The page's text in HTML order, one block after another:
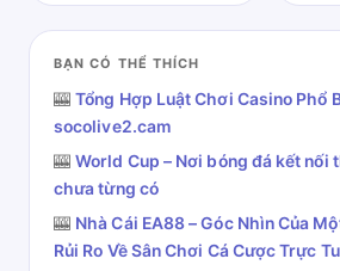
BẠN CÓ THỂ THÍCH
🎰Tổng Hợp Luật Chơi Casino Phổ
socolive2.cam
🎰World Cup – Nơi bóng đá kết nối
chưa từng có
🎰 Nhà Cái EA88 – Góc Nhìn Của
Rủi Ro Về Sân Chơi Cá Cược Trực